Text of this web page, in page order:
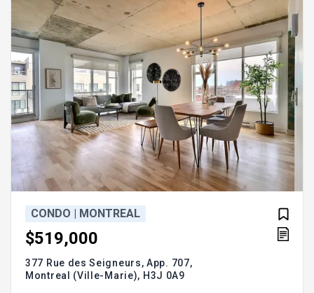
CONDO | MONTREAL
$519,000
377 Rue des Seigneurs, App. 707,
Montreal (Ville-Marie), H3J 0A9